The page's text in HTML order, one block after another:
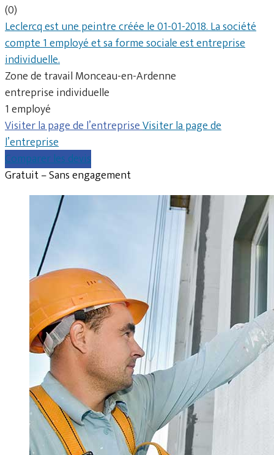
(0)
Leclercq est une peintre créée le 01-01-2018. La société
compte 1 employé et sa forme sociale est entreprise
individuelle.
Zone de travail Monceau-en-Ardenne
entreprise individuelle
1 employé
Visiter la page de l’entrepriseVisiter la page de
l’entreprise
Comparer les devis
Gratuit – Sans engagement